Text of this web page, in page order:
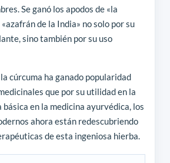
Se ganó los apodos de «la
de la India» no solo por su
sino también por su uso
cúrcuma ha ganado popularidad
que por su utilidad en la
básica en la medicina ayurvédica, los
ahora están redescubriendo
de esta ingeniosa hierba.